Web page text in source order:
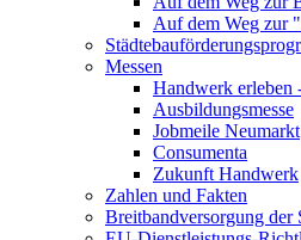
Auf dem Weg zur
Messen
Handwerk erleben
Ausbildungsmesse
Jobmeile Neumarkt
Consumenta
Zukunft Handwerk
Zahlen und Fakten
Breitbandversorgung der